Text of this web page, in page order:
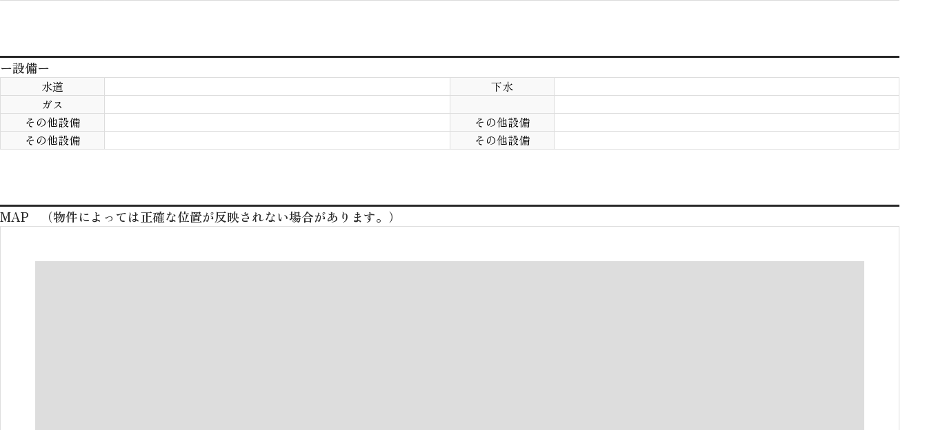
ー設備ー
水道
下水
ガス
その他設備
その他設備
その他設備
その他設備
MAP （物件によっては正確な位置が反映されない場合があります。）